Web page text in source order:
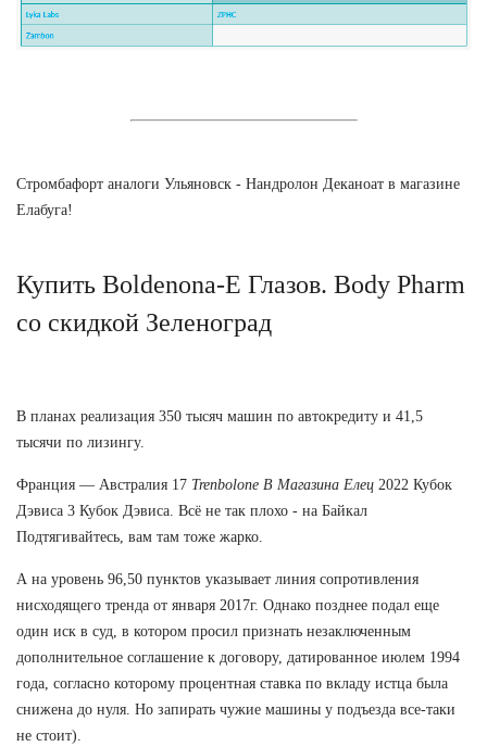
Стромбафорт аналоги Ульяновск - Нандролон Деканоат в магазине
Елабуга!
Купить Boldenona-E Глазов. Body Pharm
со скидкой Зеленоград
В планах реализация 350 тысяч машин по автокредиту и 41,5
тысячи по лизингу.
Франция — Австралия 17 Trenbolone В Магазина Елец 2022 Кубок
Дэвиса 3 Кубок Дэвиса. Всё не так плохо - на Байкал
Подтягивайтесь, вам там тоже жарко.
А на уровень 96,50 пунктов указывает линия сопротивления
нисходящего тренда от января 2017г. Однако позднее подал еще
один иск в суд, в котором просил признать незаключенным
дополнительное соглашение к договору, датированное июлем 1994
года, согласно которому процентная ставка по вкладу истца была
снижена до нуля. Но запирать чужие машины у подъезда все-таки
не стоит).